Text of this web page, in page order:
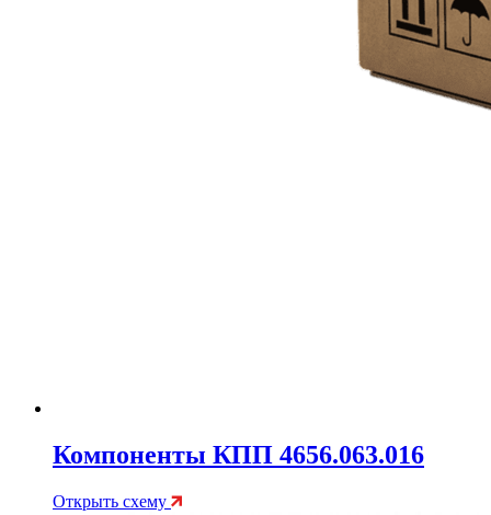
Компоненты КПП 4656.063.016
Открыть схему